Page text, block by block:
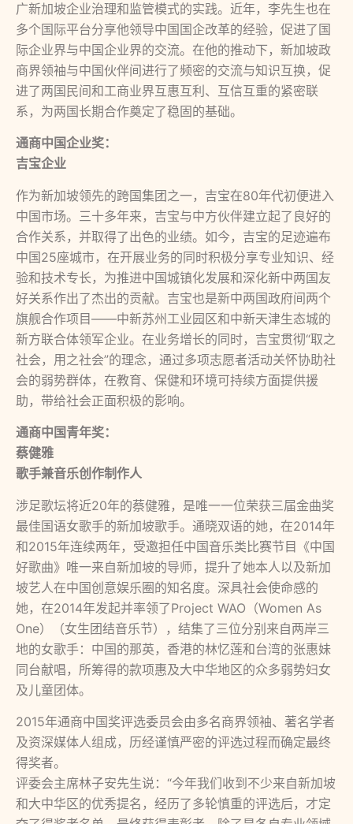
广新加坡企业治理和监管模式的实践。近年，李先生也在
多个国际平台分享他领导中国国企改革的经验，促进了国
际企业界与中国企业界的交流。在他的推动下，新加坡政
商界领袖与中国伙伴间进行了频密的交流与知识互换，促
进了两国民间和工商业界互惠互利、互信互重的紧密联
系，为两国长期合作奠定了稳固的基础。
通商中国企业奖：
吉宝企业
作为新加坡领先的跨国集团之一，吉宝在80年代初便进入
中国市场。三十多年来，吉宝与中方伙伴建立起了良好的
合作关系，并取得了出色的业绩。如今，吉宝的足迹遍布
中国25座城市，在开展业务的同时积极分享专业知识、经
验和技术专长，为推进中国城镇化发展和深化新中两国友
好关系作出了杰出的贡献。吉宝也是新中两国政府间两个
旗舰合作项目——中新苏州工业园区和中新天津生态城的
新方联合体领军企业。在业务增长的同时，吉宝贯彻“取之
社会，用之社会”的理念，通过多项志愿者活动关怀协助社
会的弱势群体，在教育、保健和环境可持续方面提供援
助，带给社会正面积极的影响。
通商中国青年奖：
蔡健雅
歌手兼音乐创作制作人
涉足歌坛将近20年的蔡健雅，是唯一一位荣获三届金曲奖
最佳国语女歌手的新加坡歌手。通晓双语的她，在2014年
和2015年连续两年，受邀担任中国音乐类比赛节目《中国
好歌曲》唯一来自新加坡的导师，提升了她本人以及新加
坡艺人在中国创意娱乐圈的知名度。深具社会使命感的
她，在2014年发起并率领了Project WAO（Women As
One）（女生团结音乐节），结集了三位分别来自两岸三
地的女歌手：中国的那英，香港的林忆莲和台湾的张惠妹
同台献唱，所筹得的款项惠及大中华地区的众多弱势妇女
及儿童团体。
2015年通商中国奖评选委员会由多名商界领袖、著名学者
及资深媒体人组成，历经谨慎严密的评选过程而确定最终
得奖者。
评委会主席林子安先生说：“今年我们收到不少来自新加坡
和大中华区的优秀提名，经历了多轮慎重的评选后，才定